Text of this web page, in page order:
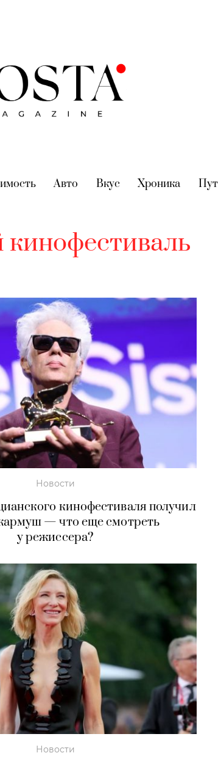
(current)
Авто (current)
Вкус (current)
Хроника
Новости
кинофестиваля получил
— что еще смотреть
у режиссера?
Новости